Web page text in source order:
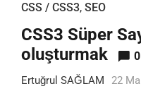
CSS / CSS3, SEO
CSS3 Süper
oluşturmak
0
Ertuğrul SAĞLAM 22